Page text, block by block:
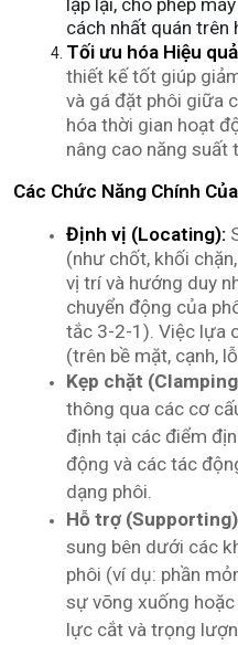
lặp lại, cho phép
cách nhất quán trên
Tối ưu hóa Hiệu
thiết kế tốt giúp
và gá đặt phôi giữa
hóa thời gian hoạt
nâng cao năng suất
Các Chức Năng Chính
Định vị (Locating):
(như chốt, khối
vị trí và hướng duy
chuyển động của
tắc 3-2-1). Việc lựa
(trên bề mặt, cạnh,
Kẹp chặt
thông qua các cơ
định tại các điểm
động và các tác
dạng phôi.
Hỗ trợ
sung bên dưới các
phôi (ví dụ: phần
sự võng xuống
lực cắt và trọng